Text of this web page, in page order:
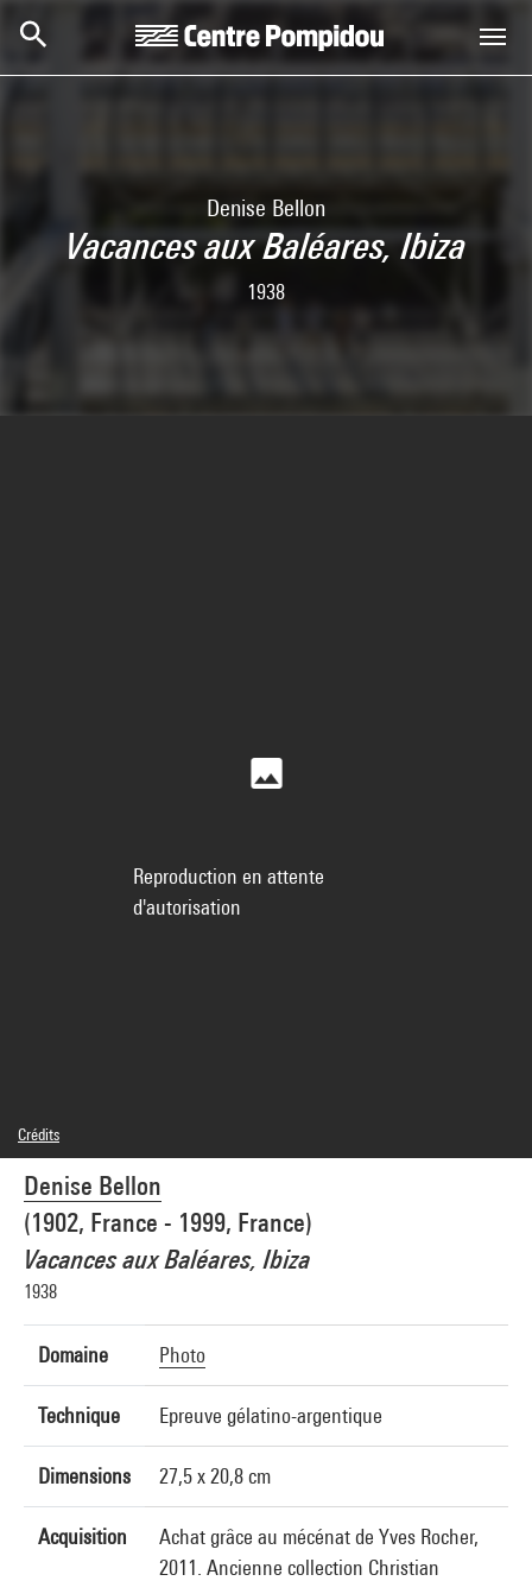
Denise Bellon
Vacances aux Baléares, Ibiza
1938
Denise Bellon
(1902, France - 1999, France)
Vacances aux Baléares, Ibiza
1938
Domaine Photo
Technique Epreuve gélatino-argentique
Dimensions 27,5 x 20,8 cm
Acquisition
Achat grâce au mécénat de Yves Rocher,
2011. Ancienne collection Christian
Reproduction en attente
d'autorisation
Crédits
© Succession Denise Bellon
Crédit photographique : Centre Pompidou, MNAM-CCI/Georges Meguerditchian/Dist.
GrandPalaisRmn
Réf. image : 4N68269